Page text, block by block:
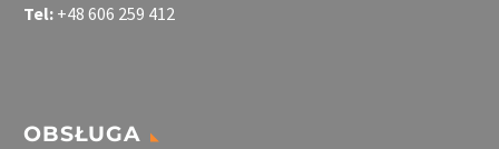
Tel: +48 606 259 412
OBSŁUGA